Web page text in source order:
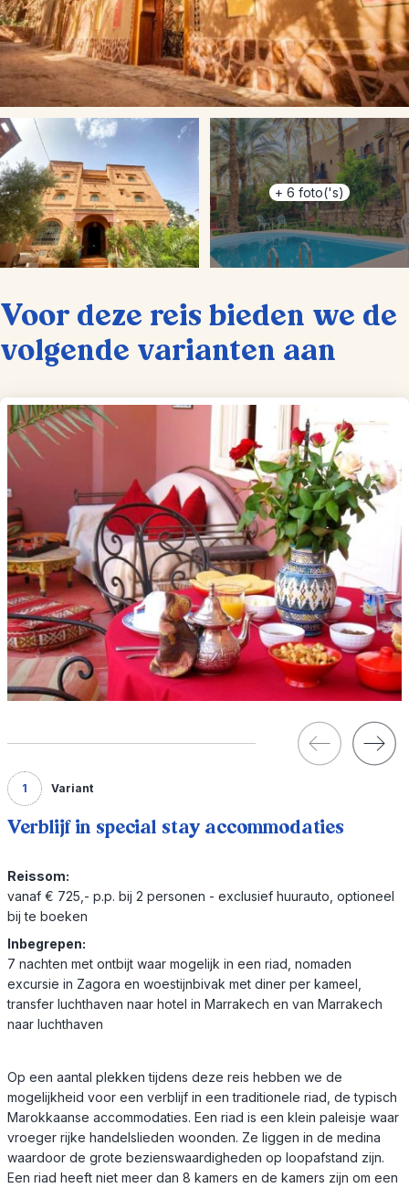
+ 6 foto('s)
Voor deze reis bieden we de
volgende varianten aan
1 Variant
Verblijf in special stay accommodaties
Reissom:
vanaf € 725,- p.p. bij 2 personen - exclusief huurauto, optioneel
bij te boeken
Inbegrepen:
7 nachten met ontbijt waar mogelijk in een riad, nomaden
excursie in Zagora en woestijnbivak met diner per kameel,
transfer luchthaven naar hotel in Marrakech en van Marrakech
naar luchthaven
Op een aantal plekken tijdens deze reis hebben we de
mogelijkheid voor een verblijf in een traditionele riad, de typisch
Marokkaanse accommodaties. Een riad is een klein paleisje waar
vroeger rijke handelslieden woonden. Ze liggen in de medina
waardoor de grote bezienswaardigheden op loopafstand zijn.
Een riad heeft niet meer dan 8 kamers en de kamers zijn om een